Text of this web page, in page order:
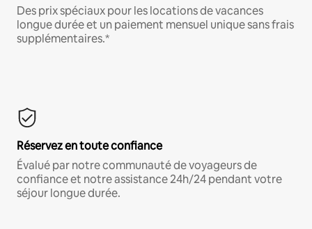
Des prix spéciaux pour les locations de vacances
longue durée et un paiement mensuel unique sans frais
supplémentaires.*
Réservez en toute confiance
Évalué par notre communauté de voyageurs de
confiance et notre assistance 24h/24 pendant votre
séjour longue durée.